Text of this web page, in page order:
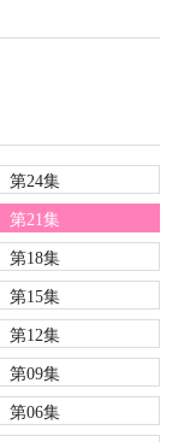
第24集
第21集
第18集
第15集
第12集
第09集
第06集